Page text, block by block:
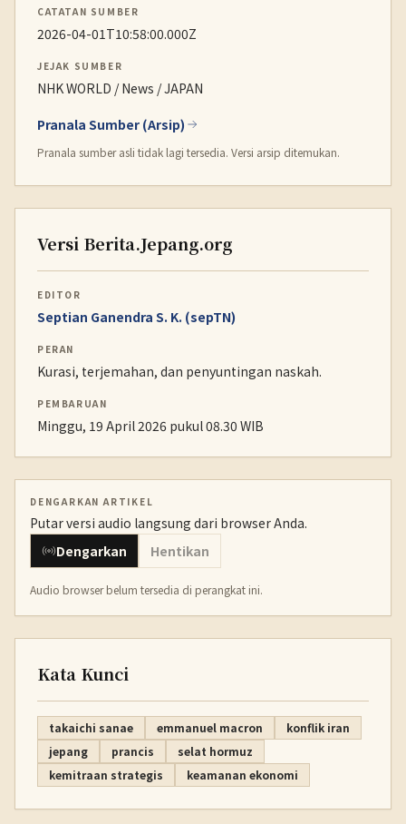
CATATAN SUMBER
2026-04-01T10:58:00.000Z
JEJAK SUMBER
NHK WORLD / News / JAPAN
Pranala Sumber (Arsip)
Pranala sumber asli tidak lagi tersedia. Versi arsip ditemukan.
Versi Berita.Jepang.org
EDITOR
Septian Ganendra S. K. (sepTN)
PERAN
Kurasi, terjemahan, dan penyuntingan naskah.
PEMBARUAN
Minggu, 19 April 2026 pukul 08.30 WIB
DENGARKAN ARTIKEL
Putar versi audio langsung dari browser Anda.
Dengarkan
Hentikan
Audio browser belum tersedia di perangkat ini.
Kata Kunci
takaichi sanae emmanuel macron
konflik iran
jepang
prancis
selat hormuz
kemitraan strategis
keamanan ekonomi